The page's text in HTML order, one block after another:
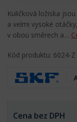
Kuličková ložiska
a velmi vysoké
v obou směrech a…
Kód produktu: 6024-Z
Cena bez DPH